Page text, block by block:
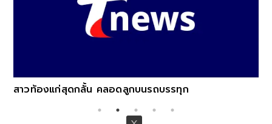
สาวท้องแก่สุดกลั้น คลอดลูกบนรถบรรทุก